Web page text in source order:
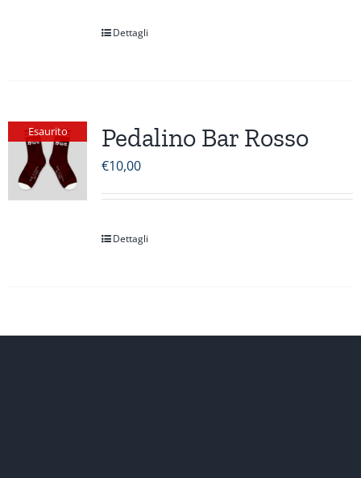
Dettagli
Esaurito Pedalino Bar Rosso
€10,00
Dettagli